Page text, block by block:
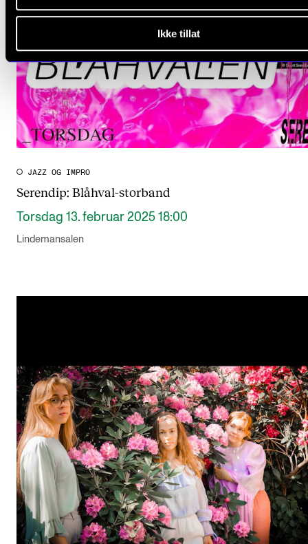
Ikke tillat
JAZZ OG IMPRO
Serendip: Blåhval-storband
Torsdag 13. februar 2025 18:00
Lindemansalen